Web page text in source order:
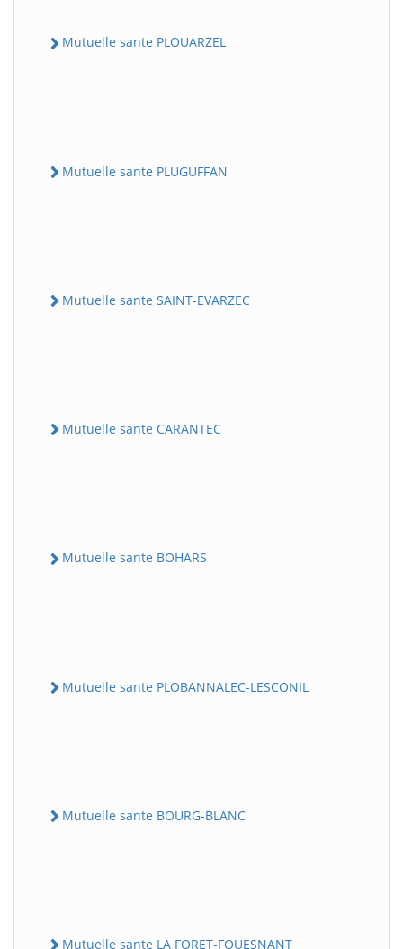
Mutuelle sante PLOUARZEL
Mutuelle sante PLUGUFFAN
Mutuelle sante SAINT-EVARZEC
Mutuelle sante CARANTEC
Mutuelle sante BOHARS
Mutuelle sante PLOBANNALEC-LESCONIL
Mutuelle sante BOURG-BLANC
Mutuelle sante LA FORET-FOUESNANT